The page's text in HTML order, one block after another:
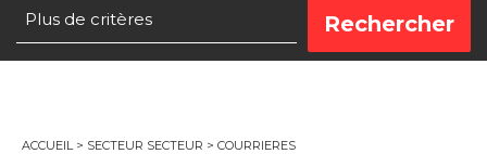
ACCUEIL> SECTEUR SECTEUR > COURRIERES